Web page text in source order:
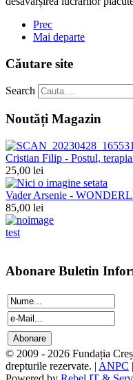
Prec
Mai departe
Căutare site
Search
Noutăți Magazin
Cristian Filip - Postul, terapia
25,00 lei
Vader Arsenie -
85,00 lei
test
Abonare Buletin
© 2009 - 2026 Fundația
drepturile rezervate. | ANPC |